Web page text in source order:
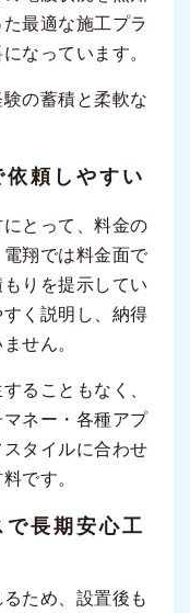
最適な施工プラ
なっています。
の蓄積と柔軟な
頼しやすい
とって、料金の
翔では料金面で
りを提示してい
く説明し、納得
せん。
ることもなく、
ネー・各種アプ
タイルに合わせ
です。
長期安心工
ため、設置後も